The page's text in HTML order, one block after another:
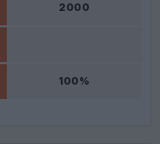
2000
100%